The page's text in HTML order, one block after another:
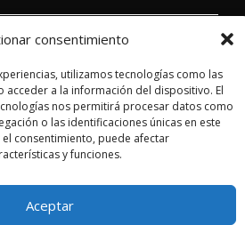
consentimiento
utilizamos tecnologías como las
acceder a la información del dispositivo. El
nos permitirá procesar datos como
o las identificaciones únicas en este
consentimiento, puede afectar
y funciones.
Aceptar
EUROPEA CON EL PROGRAMA
Y RESILIENCIA.
realizado porXpandex